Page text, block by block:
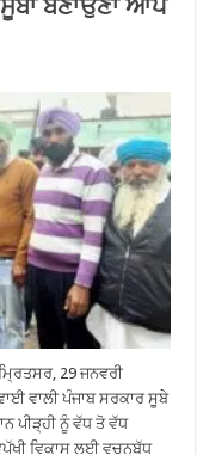
ਬਣਾਉਣਾ ਆਪ
29 ਜਨਵਰੀ
ਵਾਲੀ ਪੰਜਾਬ ਸਰਕਾਰ ਸੂਬੇ
ਪੀੜ੍ਹੀ ਨੂੰ ਵੱਧ ਤੋ ਵੱਧ
ਵਿਕਾਸ ਲਈ ਵਚਨਬੱਧ